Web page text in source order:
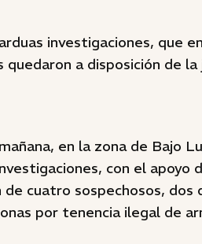
investigaciones, que
a disposición de la
en la zona de Bajo
con el apoyo
cuatro sospechosos, dos
por tenencia ilegal de